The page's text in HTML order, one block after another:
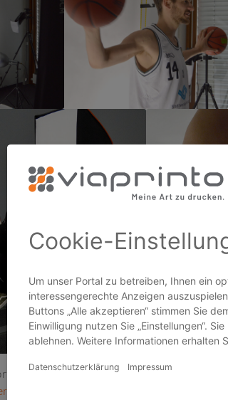
werden sowohl auf der Internetseite der
Liga